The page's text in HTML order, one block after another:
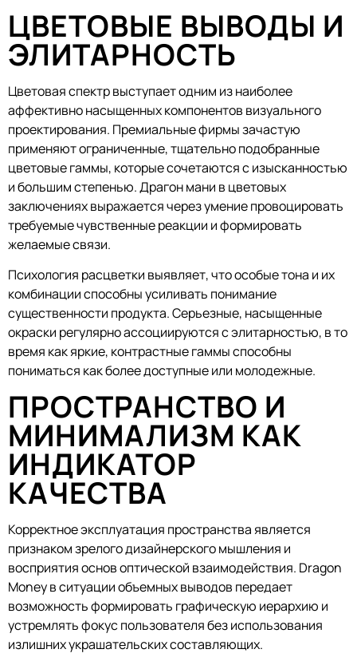
ЦВЕТОВЫЕ ВЫВОДЫ И
ЭЛИТАРНОСТЬ
Цветовая спектр выступает одним из наиболее
аффективно насыщенных компонентов визуального
проектирования. Премиальные фирмы зачастую
применяют ограниченные, тщательно подобранные
цветовые гаммы, которые сочетаются с изысканностью
и большим степенью. Драгон мани в цветовых
заключениях выражается через умение провоцировать
требуемые чувственные реакции и формировать
желаемые связи.
Психология расцветки выявляет, что особые тона и их
комбинации способны усиливать понимание
существенности продукта. Серьезные, насыщенные
окраски регулярно ассоциируются с элитарностью, в то
время как яркие, контрастные гаммы способны
пониматься как более доступные или молодежные.
ПРОСТРАНСТВО И
МИНИМАЛИЗМ КАК
ИНДИКАТОР
КАЧЕСТВА
Корректное эксплуатация пространства является
признаком зрелого дизайнерского мышления и
восприятия основ оптической взаимодействия. Dragon
Money в ситуации объемных выводов передает
возможность формировать графическую иерархию и
устремлять фокус пользователя без использования
излишних украшательских составляющих.